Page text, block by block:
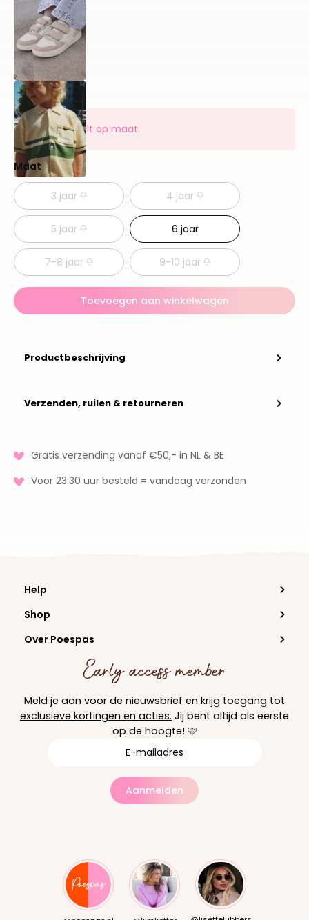
Dit artikel valt op maat.
Maat
3 jaar 4 jaar
5 jaar 6 jaar
7-8 jaar 9-10 jaar
Toevoegen aan winkelwagen
Productbeschrijving
Verzenden, ruilen & retourneren
Gratis verzending vanaf €50,- in NL & BE
Voor 23:30 uur besteld = vandaag verzonden
Early access member
Meld je aan voor de nieuwsbrief en krijg toegang tot
exclusieve kortingen en acties. Jij bent altijd als eerste
op de hoogte! 🩷
Aanmelden
Help
Shop
Over Poespas